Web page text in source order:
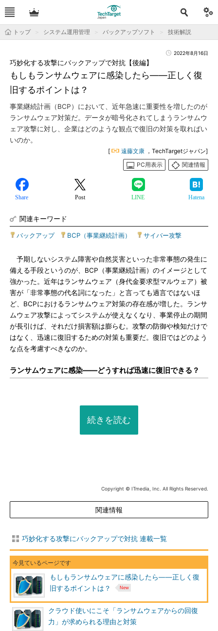
トップ システム運用管理 バックアップソフト 技術解説
2022年8月16日
もしもランサムウェアに感染したら――正しく復
旧するポイントは？
巧妙化する攻撃にバックアップで対抗【後編】
事業継続計画（BCP）において、近年急速に重要性を増したのが
ランサムウェア対策だ。データが暗号化されてしまうランサムウ
ェア攻撃に対し、企業はどのような観点で復旧の対策を取ればい
いのか。
[ 遠藤文康 ，TechTargetジャパン]
PC用表示
関連情報
Share Post LINE Hatena
関連キーワード
バックアップ| BCP（事業継続計画） サイバー攻撃
予期しないシステム障害や自然災害といった非常事態の発生に
備える手段というのが、BCP（事業継続計画）のイメージとして
強かった。近年はランサムウェア（身代金要求型マルウェア）被
害が「非常事態の代名詞になった」と言っても過言ではないほ
ど、BCPにおけるランサムウェア対策の存在感が増した。ランサ
ムウェア攻撃によってシステムが使えなくなり、事業停止の期間
が長引けば、それだけ損害額は膨らむ。攻撃の防御や検知だけで
はなく、迅速に復旧するための対策も重要だ。復旧ではどのよう
な点を考慮すべきなのか。
ランサムウェアに感染――どうすれば迅速に復旧できる？
続きを読む
Copyright © ITmedia, Inc. All Rights Reserved.
関連情報
巧妙化する攻撃にバックアップで対抗 連載一覧
もしもランサムウェアに感染したら――正しく復
旧するポイントは？
クラウド使いにこそ「ランサムウェアからの回復
力」が求められる理由と対策